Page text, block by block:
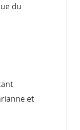
du
et